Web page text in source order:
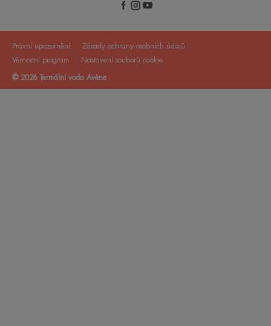
Právní upozornění
Zásady ochrany osobních údajů
Věrnostní program
Nastavení souborů cookie
© 2026 Termální voda Avène